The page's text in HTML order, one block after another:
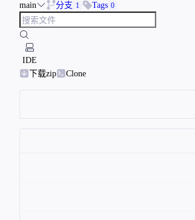
main 分支 1 Tags 0
IDE
下载zip
Clone